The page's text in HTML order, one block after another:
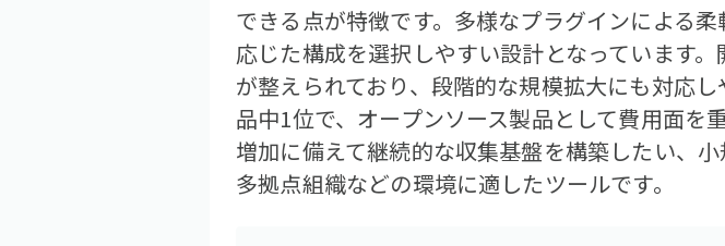
できる点が特徴です。多様なプラグインによる
応じた構成を選択しやすい設計となっています
が整えられており、段階的な規模拡大にも対応
品中1位で、オープンソース製品として費用面を
増加に備えて継続的な収集基盤を構築したい、
多拠点組織などの環境に適したツールです。